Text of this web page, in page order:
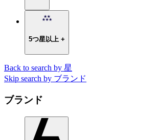
5つ星以上 +
Back to search by 星
Skip search by ブランド
ブランド